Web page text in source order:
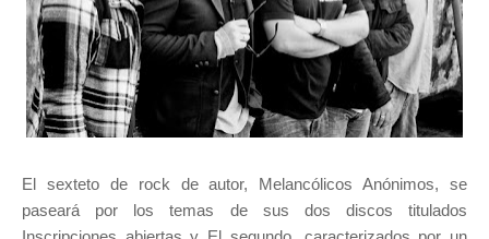
El sexteto de rock de autor, Melancólicos Anónimos, se
paseará por los temas de sus dos discos titulados